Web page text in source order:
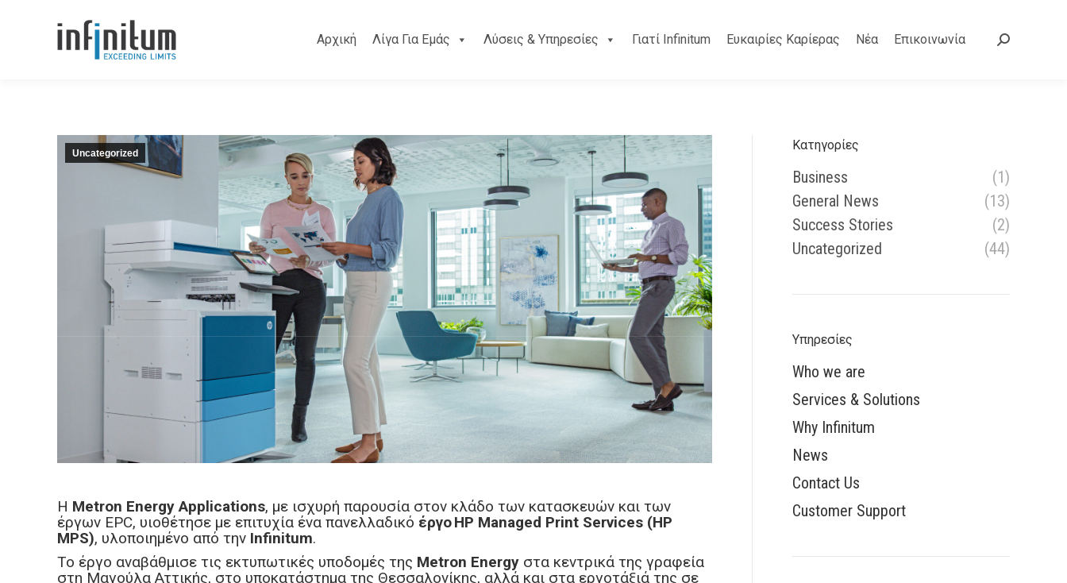
Αρχική Λίγα Για Εμάς Λύσεις & Υπηρεσίες Γιατί Infinitum Ευκαιρίες Καρίερας Νέα Επικοινωνία Search:
Uncategorized
Η Metron Energy Applications, με ισχυρή παρουσία στον κλάδο των κατασκευών και των
έργων EPC, υιοθέτησε με επιτυχία ένα πανελλαδικό έργο HP Managed Print Services (HP
MPS), υλοποιημένο από την Infinitum.
Το έργο αναβάθμισε τις εκτυπωτικές υποδομές της Metron Energy στα κεντρικά της γραφεία
στη Μαγούλα Αττικής, στο υποκατάστημα της Θεσσαλονίκης, αλλά και στα εργοτάξιά της σε
Κατηγορίες
Business
(1)
General News
(13)
Success Stories
(2)
Uncategorized
(44)
Υπηρεσίες
Who we are
Services & Solutions
Why Infinitum
News
Contact Us
Customer Support